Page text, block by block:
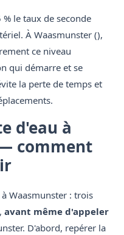
le taux de seconde
À Waasmunster (),
ce niveau
qui démarre et se
la perte de temps et
d'eau à
comment
Waasmunster : trois
avant même d'appeler
D'abord, repérer la